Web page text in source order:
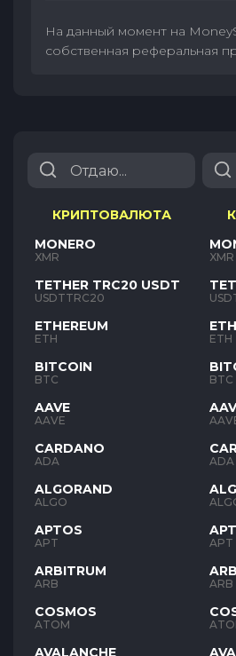
На данный момент на
собственная реферальная
КРИПТОВАЛЮТА
MONERO
XMR
TETHER TRC20 USDT
USDTTRC20
ETHEREUM
ETH
BITCOIN
BTC
AAVE
AAVE
CARDANO
ADA
ALGORAND
ALGO
APTOS
APT
ARBITRUM
ARB
COSMOS
ATOM
AVALANCHE
XMR
ETH
BTC
ADA
APT
ARB